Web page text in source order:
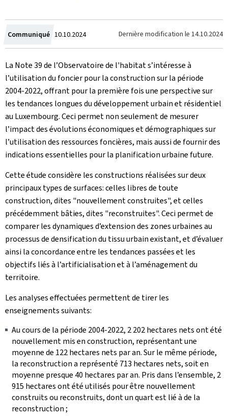
Communiqué Crée
le
10.10.2024 Dernière modification le 14.10.2024
La Note 39 de l’Observatoire de l'habitat s’intéresse à
l’utilisation du foncier pour la construction sur la période
2004-2022, offrant pour la première fois une perspective sur
les tendances longues du développement urbain et résidentiel
au Luxembourg. Ceci permet non seulement de mesurer
l’impact des évolutions économiques et démographiques sur
l’utilisation des ressources foncières, mais aussi de fournir des
indications essentielles pour la planification urbaine future.
Cette étude considère les constructions réalisées sur deux
principaux types de surfaces: celles libres de toute
construction, dites "nouvellement construites", et celles
précédemment bâties, dites "reconstruites". Ceci permet de
comparer les dynamiques d’extension des zones urbaines au
processus de densification du tissu urbain existant, et d’évaluer
ainsi la concordance entre les tendances passées et les
objectifs liés à l’artificialisation et à l’aménagement du
territoire.
Les analyses effectuées permettent de tirer les
enseignements suivants:
Au cours de la période 2004-2022, 2 202 hectares nets ont été
nouvellement mis en construction, représentant une
moyenne de 122 hectares nets par an. Sur le même période,
la reconstruction a représenté 713 hectares nets, soit en
moyenne presque 40 hectares par an. Pris dans l’ensemble, 2
915 hectares ont été utilisés pour être nouvellement
construits ou reconstruits, dont un quart est lié à de la
reconstruction ;